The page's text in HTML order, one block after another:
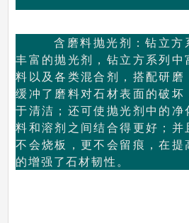
含磨料抛光剂：钻立方
丰富的抛光剂，钻立方系列中
料以及各类混合剂，搭配研磨
缓冲了磨料对石材表面的破坏
于清洁；还可使抛光剂中的净
料和溶剂之间结合得更好；并
不会烧板，更不会留痕，在提
的增强了石材韧性。